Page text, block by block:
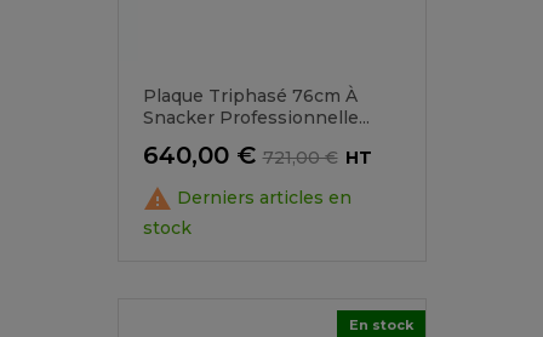
Plaque Triphasé 76cm À
Snacker Professionnelle...
Prix
640,00 €Prix
de
base
721,00 € HT
 Derniers articles en
stock
En stock